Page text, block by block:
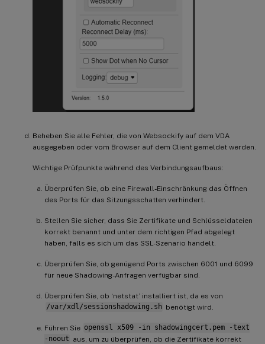
Beheben Sie alle Fehler, die von Websockify auf dem VDA
ausgegeben oder vom Browser auf dem Client gemeldet werden.
Wichtige Prüfpunkte während des Verbindungsaufbaus:
Überprüfen Sie, ob eine Firewall-Einschränkung das Öffnen
des Ports für das Sitzungsschatten verhindert.
Stellen Sie sicher, dass Sie Zertifikate und Schlüsseldateien
korrekt benannt und unter dem richtigen Pfad abgelegt
haben, falls es sich um das SSL-Szenario handelt.
Überprüfen Sie, ob genügend Ports zwischen 6001 und 6099
für neue Shadowing-Anfragen verfügbar sind.
Überprüfen Sie, ob ‘netstat’ installiert ist, da es von
/var/xdl/sessionshadowing.sh benötigt wird.
Führen Sie openssl x509 -in shadowingcert.pem -text
-noout aus, um zu überprüfen, ob die Zertifikate korrekt